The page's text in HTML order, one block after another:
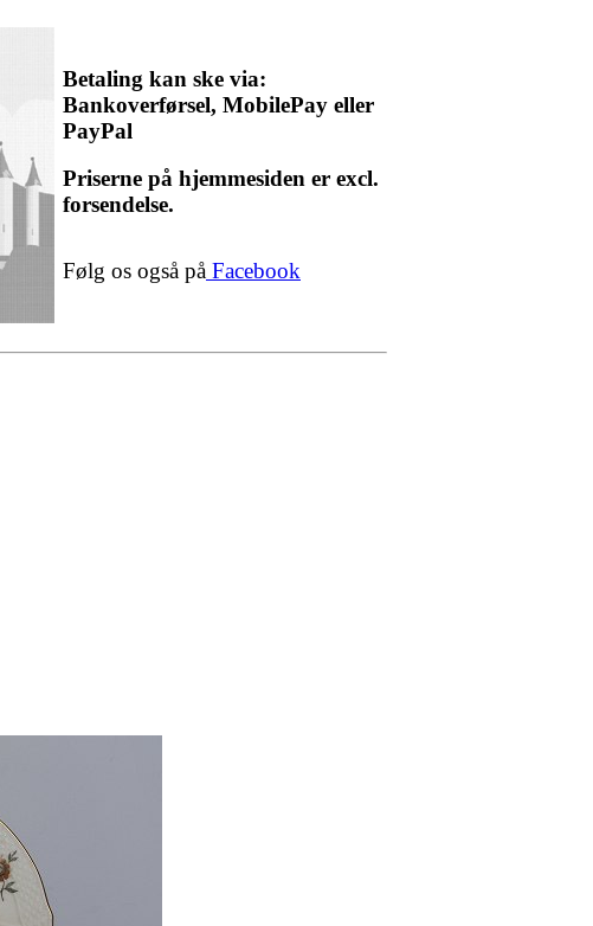
Betaling kan ske via:
Bankoverførsel, MobilePay eller
PayPal
Priserne på hjemmesiden er excl.
forsendelse.
Følg os også på Facebook